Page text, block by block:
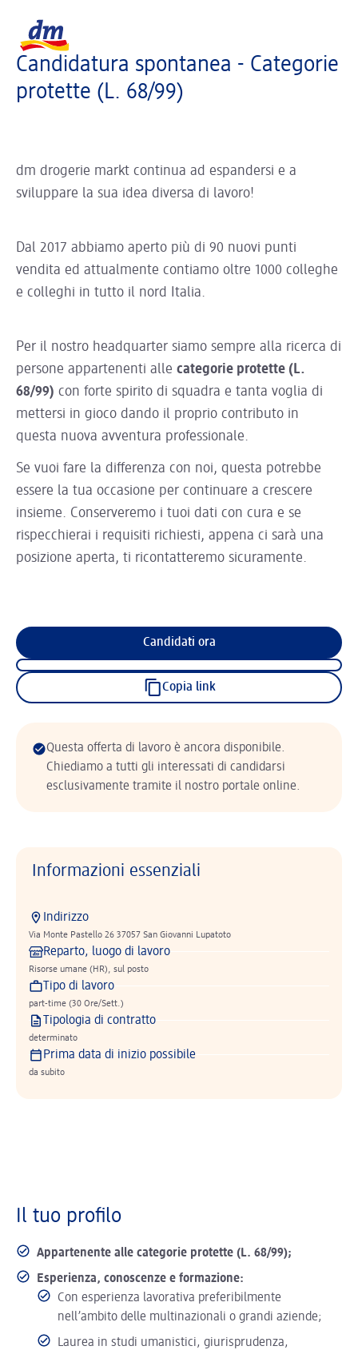
Candidatura spontanea - Categorie
protette (L. 68/99)
dm drogerie markt continua ad espandersi e a
sviluppare la sua idea diversa di lavoro!
Dal 2017 abbiamo aperto più di 90 nuovi punti
vendita ed attualmente contiamo oltre 1000 colleghe
e colleghi in tutto il nord Italia.
Per il nostro headquarter siamo sempre alla ricerca di
persone appartenenti alle categorie protette (L.
68/99) con forte spirito di squadra e tanta voglia di
mettersi in gioco dando il proprio contributo in
questa nuova avventura professionale.
Se vuoi fare la differenza con noi, questa potrebbe
essere la tua occasione per continuare a crescere
insieme. Conserveremo i tuoi dati con cura e se
rispecchierai i requisiti richiesti, appena ci sarà una
posizione aperta, ti ricontatteremo sicuramente.
Candidati ora
Copia link
Questa offerta di lavoro è ancora disponibile.
Chiediamo a tutti gli interessati di candidarsi
esclusivamente tramite il nostro portale online.
Informazioni essenziali
Indirizzo
Via Monte Pastello 26 37057 San Giovanni Lupatoto
Reparto, luogo di lavoro
Risorse umane (HR), sul posto
Tipo di lavoro
part-time (30 Ore/Sett.)
Tipologia di contratto
determinato
Prima data di inizio possibile
da subito
Il tuo profilo
Appartenente alle categorie protette (L. 68/99);
Esperienza, conoscenze e formazione:
Con esperienza lavorativa preferibilmente
nell’ambito delle multinazionali o grandi aziende;
Laurea in studi umanistici, giurisprudenza,